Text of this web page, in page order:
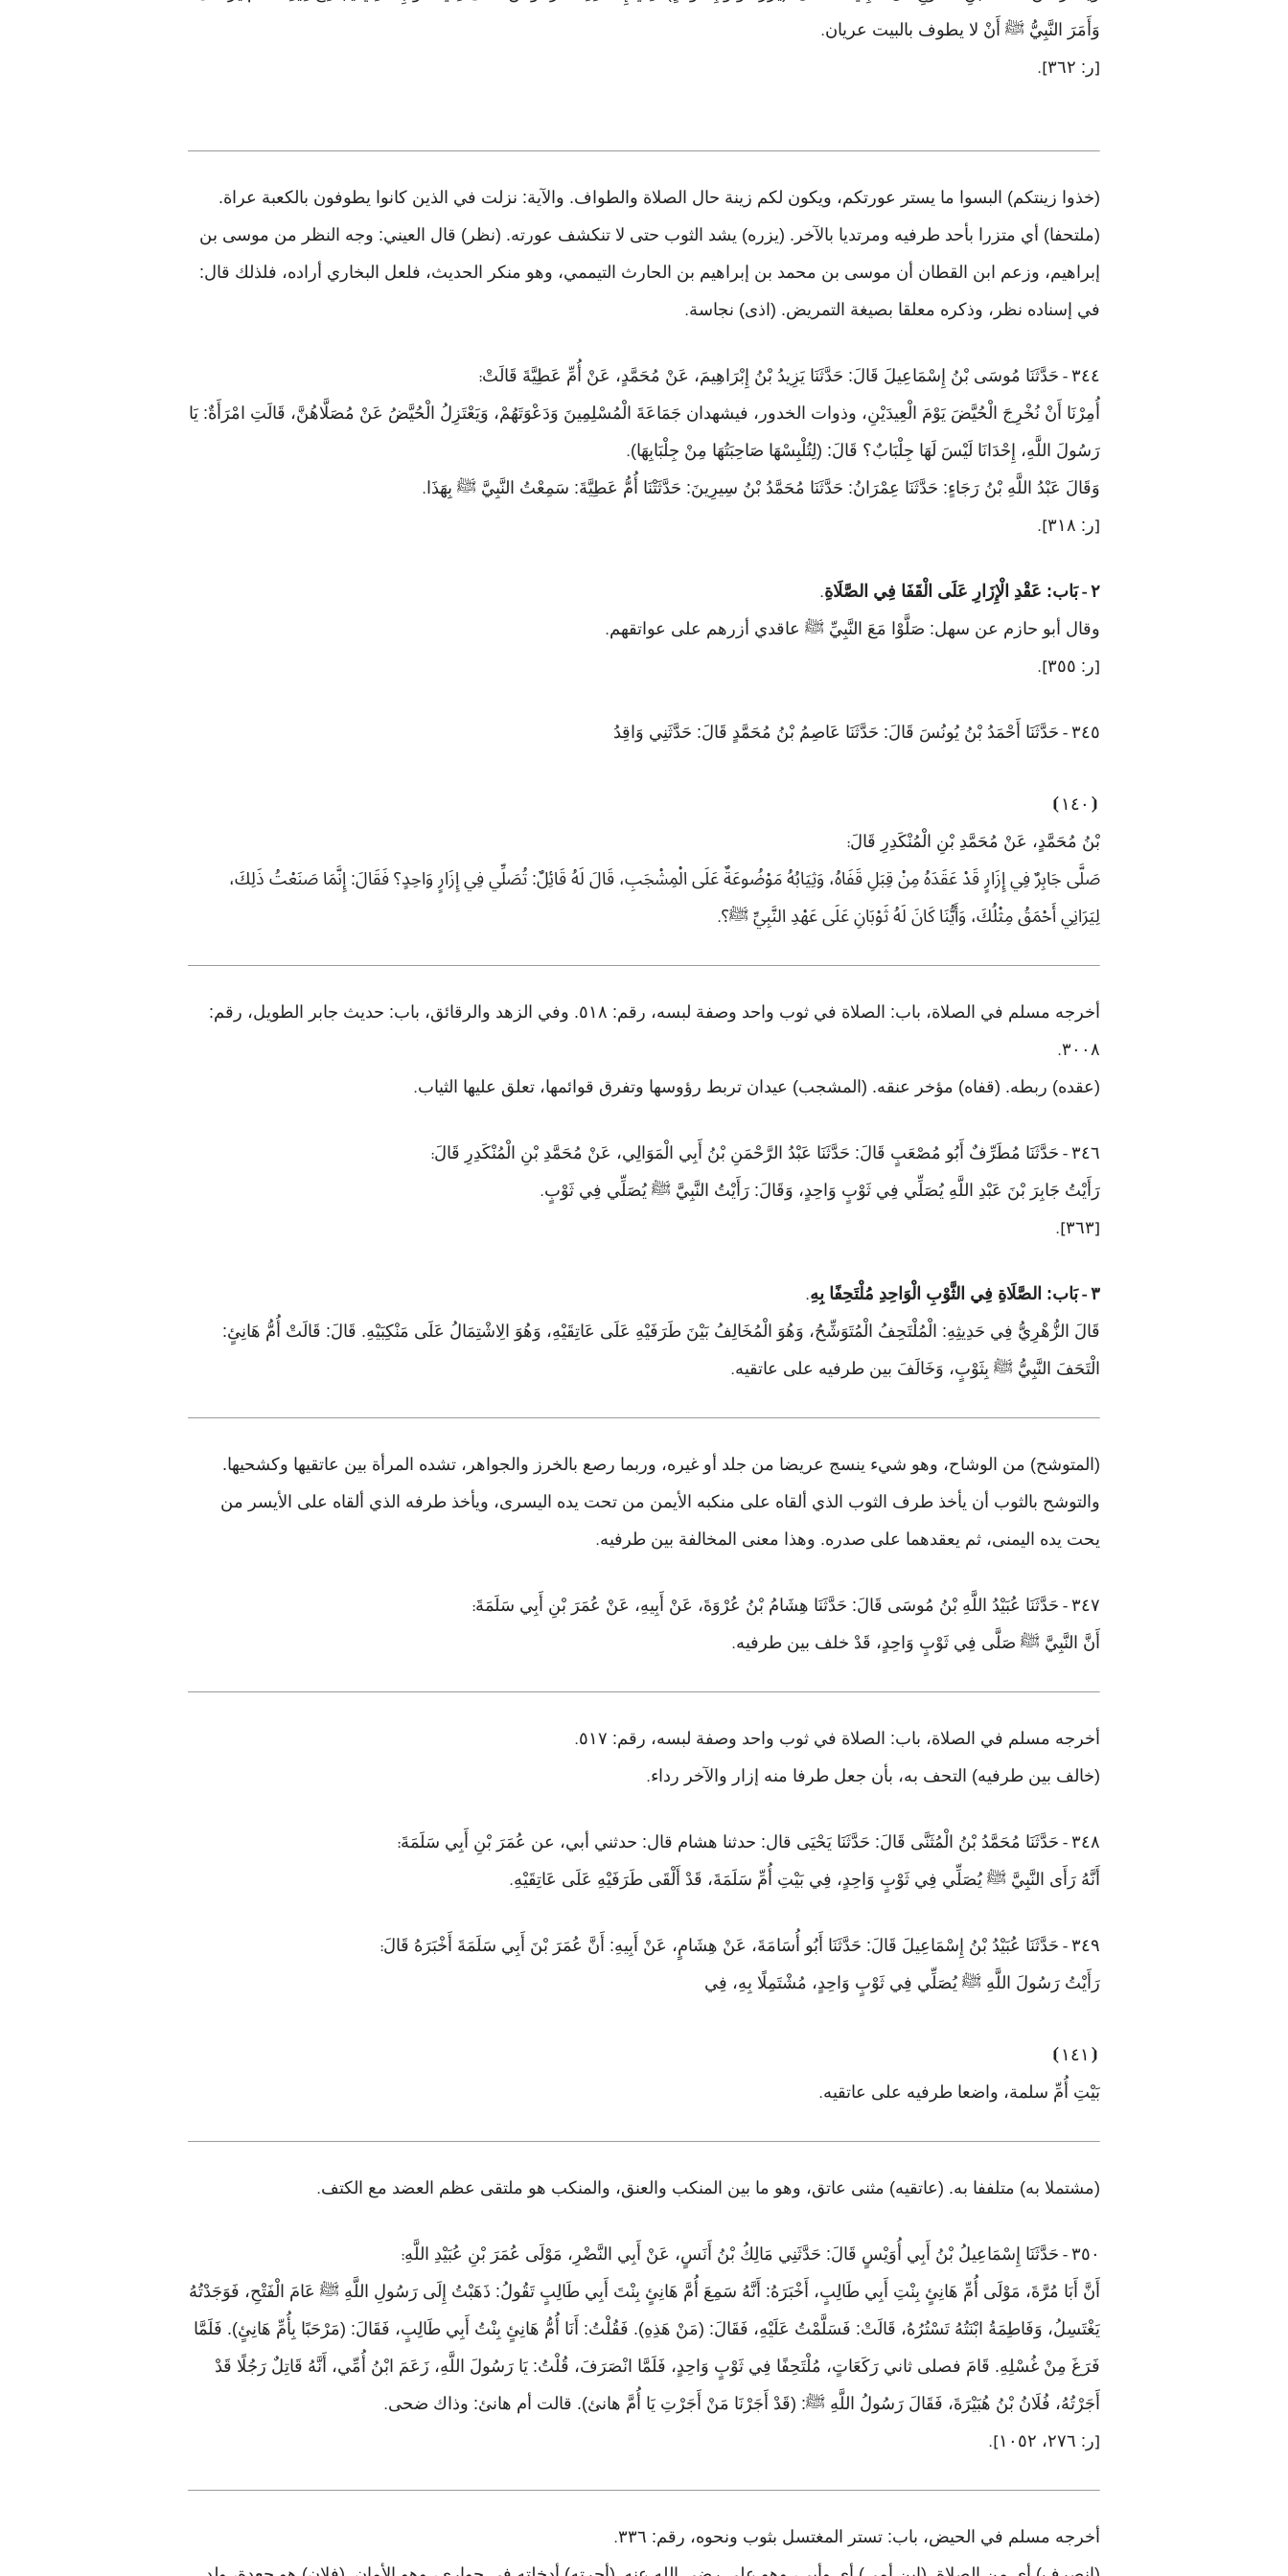
وَأَمَرَ النَّبِيُّ ﷺ أَنْ لا يطوف بالبيت عريان.
[ر: ٣٦٢ ].
(خذوا زينتكم) البسوا ما يستر عورتكم، ويكون لكم زينة حال الصلاة والطواف. والآية: نزلت في الذين كانوا يطوفون بالكعبة عراة.
(ملتحفا) أي متزرا بأحد طرفيه ومرتديا بالآخر. (يزره) يشد الثوب حتى لا تنكشف عورته. (نظر) قال العيني: وجه النظر من موسى بن
إبراهيم، وزعم ابن القطان أن موسى بن محمد بن إبراهيم بن الحارث التيممي، وهو منكر الحديث، فلعل البخاري أراده، فلذلك قال:
في إسناده نظر، وذكره معلقا بصيغة التمريض. (اذى) نجاسة.
٣٤٤ - حَدَّثَنَا مُوسَى بْنُ إِسْمَاعِيلَ قَالَ: حَدَّثَنَا يَزِيدُ بْنُ إِبْرَاهِيمَ، عَنْ مُحَمَّدٍ، عَنْ أُمِّ عَطِيَّةَ قَالَتْ:
أُمِرْنَا أَنْ نُخْرِجَ الْحُيَّضَ يَوْمَ الْعِيدَيْنِ، وذوات الخدور، فيشهدان جَمَاعَةَ الْمُسْلِمِينَ وَدَعْوَتَهُمْ، وَيَعْتَزِلُ الْحُيَّضُ عَنْ مُصَلَّاهُنَّ، قَالَتِ امْرَأَةٌ: يَا
رَسُولَ اللَّهِ، إِحْدَانَا لَيْسَ لَهَا جِلْبَابٌ؟ قَالَ: (لِتُلْبِسْهَا صَاحِبَتُهَا مِنْ جِلْبَابِهَا).
وَقَالَ عَبْدُ اللَّهِ بْنُ رَجَاءٍ: حَدَّثَنَا عِمْرَانُ: حَدَّثَنَا مُحَمَّدُ بْنُ سِيرِينَ: حَدَّثَتْنَا أُمُّ عَطِيَّةَ: سَمِعْتُ النَّبِيَّ ﷺ بِهَذَا .
[ر: ٣١٨ ].
٢ -بَاب: عَقْدِ الْإِزَارِ عَلَى الْقَفَا فِي الصَّلَاةِ.
وقال أبو حازم عن سهل: صَلَّوْا مَعَ النَّبِيِّ ﷺ عاقدي أزرهم على عواتقهم.
[ر: ٣٥٥ ].
٣٤٥ - حَدَّثَنَا أَحْمَدُ بْنُ يُونُسَ قَالَ: حَدَّثَنَا عَاصِمُ بْنُ مُحَمَّدٍ قَالَ: حَدَّثَنِي وَاقِدُ
⦗ ١٤٠ ⦘
بْنُ مُحَمَّدٍ، عَنْ مُحَمَّدِ بْنِ الْمُنْكَدِرِ قَالَ:
صَلَّى جَابِرٌ فِي إِزَارٍ قَدْ عَقَدَهُ مِنْ قِبَلِ قَفَاهُ، وَثِيَابُهُ مَوْضُوعَةٌ عَلَى الْمِشْجَبِ، قَالَ لَهُ قَائِلٌ: تُصَلِّي فِي إِزَارٍ وَاحِدٍ؟ فَقَالَ: إِنَّمَا صَنَعْتُ ذَلِكَ،
لِيَرَانِي أَحْمَقُ مِثْلُكَ، وَأَيُّنَا كَانَ لَهُ ثَوْبَانِ عَلَى عَهْدِ النَّبِيِّ ﷺ؟.
أخرجه مسلم في الصلاة، باب: الصلاة في ثوب واحد وصفة لبسه، رقم: ٥١٨. وفي الزهد والرقائق، باب: حديث جابر الطويل، رقم:
٣٠٠٨.
(عقده) ربطه. (قفاه) مؤخر عنقه. (المشجب) عيدان تربط رؤوسها وتفرق قوائمها، تعلق عليها الثياب.
٣٤٦ - حَدَّثَنَا مُطَرِّفٌ أَبُو مُصْعَبٍ قَالَ: حَدَّثَنَا عَبْدُ الرَّحْمَنِ بْنُ أَبِي الْمَوَالِي، عَنْ مُحَمَّدِ بْنِ الْمُنْكَدِرِ قَالَ:
رَأَيْتُ جَابِرَ بْنَ عَبْدِ اللَّهِ يُصَلِّي فِي ثَوْبٍ وَاحِدٍ، وَقَالَ: رَأَيْتُ النَّبِيَّ ﷺ يُصَلِّي فِي ثَوْبٍ.
[٣٦٣].
٣ -بَاب: الصَّلَاةِ فِي الثَّوْبِ الْوَاحِدِ مُلْتَحِفًا بِهِ.
قَالَ الزُّهْرِيُّ فِي حَدِيثِهِ: الْمُلْتَحِفُ الْمُتَوَشِّحُ، وَهُوَ الْمُخَالِفُ بَيْنَ طَرَفَيْهِ عَلَى عَاتِقَيْهِ، وَهُوَ الِاشْتِمَالُ عَلَى مَنْكِبَيْهِ. قَالَ: قَالَتْ أُمُّ هَانِئٍ:
الْتَحَفَ النَّبِيُّ ﷺ بِثَوْبٍ، وَخَالَفَ بين طرفيه على عاتقيه.
(المتوشح) من الوشاح، وهو شيء ينسج عريضا من جلد أو غيره، وربما رصع بالخرز والجواهر، تشده المرأة بين عاتقيها وكشحيها.
والتوشح بالثوب أن يأخذ طرف الثوب الذي ألقاه على منكبه الأيمن من تحت يده اليسرى، ويأخذ طرفه الذي ألقاه على الأيسر من
يحت يده اليمنى، ثم يعقدهما على صدره. وهذا معنى المخالفة بين طرفيه.
٣٤٧ - حَدَّثَنَا عُبَيْدُ اللَّهِ بْنُ مُوسَى قَالَ: حَدَّثَنَا هِشَامُ بْنُ عُرْوَةَ، عَنْ أَبِيهِ، عَنْ عُمَرَ بْنِ أَبِي سَلَمَةَ:
أَنَّ النَّبِيَّ ﷺ صَلَّى فِي ثَوْبٍ وَاحِدٍ، قَدْ خلف بين طرفيه.
أخرجه مسلم في الصلاة، باب: الصلاة في ثوب واحد وصفة لبسه، رقم: ٥١٧ .
(خالف بين طرفيه) التحف به، بأن جعل طرفا منه إزار والآخر رداء.
٣٤٨ - حَدَّثَنَا مُحَمَّدُ بْنُ الْمُثَنَّى قَالَ: حَدَّثَنَا يَحْيَى قال: حدثنا هشام قال: حدثني أبي، عن عُمَرَ بْنِ أَبِي سَلَمَةَ:
أَنَّهُ رَأَى النَّبِيَّ ﷺ يُصَلِّي فِي ثَوْبٍ وَاحِدٍ، فِي بَيْتِ أُمِّ سَلَمَةَ، قَدْ أَلْقَى طَرَفَيْهِ عَلَى عَاتِقَيْهِ.
٣٤٩ - حَدَّثَنَا عُبَيْدُ بْنُ إِسْمَاعِيلَ قَالَ: حَدَّثَنَا أَبُو أُسَامَةَ، عَنْ هِشَامٍ، عَنْ أَبِيهِ: أَنَّ عُمَرَ بْنَ أَبِي سَلَمَةَ أَخْبَرَهُ قَالَ:
رَأَيْتُ رَسُولَ اللَّهِ ﷺ يُصَلِّي فِي ثَوْبٍ وَاحِدٍ، مُشْتَمِلًا بِهِ، فِي
⦗ ١٤١ ⦘
بَيْتِ أُمِّ سلمة، واضعا طرفيه على عاتقيه.
(مشتملا به) متلففا به. (عاتقيه) مثنى عاتق، وهو ما بين المنكب والعنق، والمنكب هو ملتقى عظم العضد مع الكتف.
٣٥٠ - حَدَّثَنَا إِسْمَاعِيلُ بْنُ أَبِي أُوَيْسٍ قَالَ: حَدَّثَنِي مَالِكُ بْنُ أَنَسٍ، عَنْ أَبِي النَّضْرِ، مَوْلَى عُمَرَ بْنِ عُبَيْدِ اللَّهِ:
أَنَّ أَبَا مُرَّةَ، مَوْلَى أُمِّ هَانِئٍ بِنْتِ أَبِي طَالِبٍ، أَخْبَرَهُ: أَنَّهُ سَمِعَ أُمَّ هَانِئٍ بِنْتَ أَبِي طَالِبٍ تَقُولُ: ذَهَبْتُ إِلَى رَسُولِ اللَّهِ ﷺ عَامَ الْفَتْحِ، فَوَجَدْتُهُ
يَغْتَسِلُ، وَفَاطِمَةُ ابْنَتُهُ تَسْتُرُهُ، قَالَتْ: فَسَلَّمْتُ عَلَيْهِ، فَقَالَ: (مَنْ هَذِهِ). فَقُلْتُ: أَنَا أُمُّ هَانِئٍ بِنْتُ أَبِي طَالِبٍ، فَقَالَ: (مَرْحَبًا بِأُمِّ هَانِئٍ). فَلَمَّا
فَرَغَ مِنْ غُسْلِهِ. قَامَ فصلى ثاني رَكَعَاتٍ، مُلْتَحِفًا فِي ثَوْبٍ وَاحِدٍ، فَلَمَّا انْصَرَفَ، قُلْتُ: يَا رَسُولَ اللَّهِ، زَعَمَ ابْنُ أُمِّي، أَنَّهُ قَاتِلٌ رَجُلًا قَدْ
أَجَرْتُهُ، فُلَانُ بْنُ هُبَيْرَةَ، فَقَالَ رَسُولُ اللَّهِ ﷺ: (قَدْ أَجَرْنَا مَنْ أَجَرْتِ يَا أُمَّ هانئ). قالت أم هانئ: وذاك ضحى.
[ر: ٢٧٦، ١٠٥٢ ].
أخرجه مسلم في الحيض، باب: تستر المغتسل بثوب ونحوه، رقم: ٣٣٦ .